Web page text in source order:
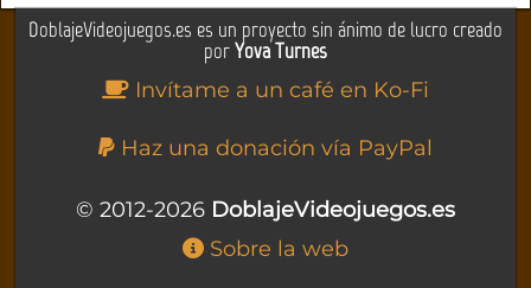
DoblajeVideojuegos.es es un proyecto sin ánimo de lucro creado
porYova Turnes
Invítame a un café en Ko-Fi
Haz una donación vía PayPal
© 2012-2026 DoblajeVideojuegos.es
Sobre la web